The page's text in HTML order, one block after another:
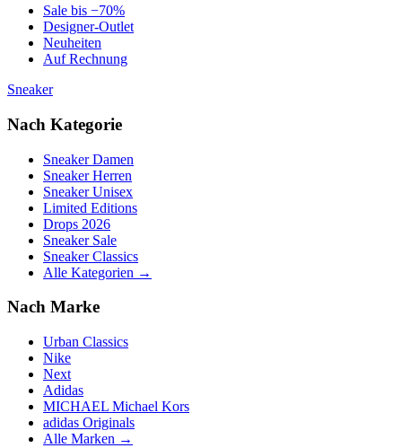
Sale bis −70%
Designer-Outlet
Neuheiten
Auf Rechnung
Sneaker
Nach Kategorie
Sneaker Damen
Sneaker Herren
Sneaker Unisex
Limited Editions
Drops 2026
Sneaker Sale
Sneaker Classics
Alle Kategorien →
Nach Marke
Urban Classics
Nike
Next
Adidas
MICHAEL Michael Kors
adidas Originals
Alle Marken →